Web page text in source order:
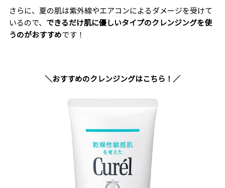
さらに、夏の肌は紫外線やエアコンによるダメージを受けて
いるので、 できるだけ肌に優しいタイプのクレンジングを使
うのがおすすめです！
＼おすすめのクレンジングはこちら！／